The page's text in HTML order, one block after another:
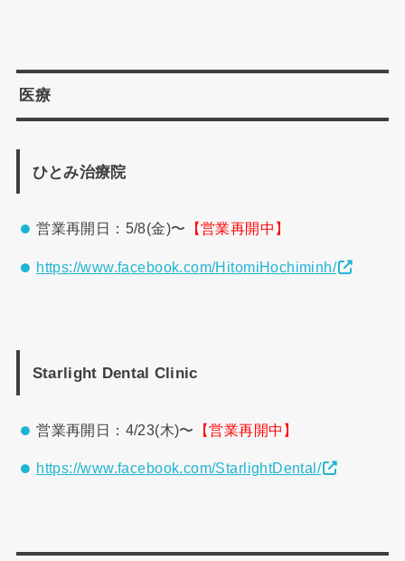
医療
ひとみ治療院
営業再開日：5/8(金)〜 【営業再開中】
https://www.facebook.com/HitomiHochiminh/
Starlight Dental Clinic
営業再開日：4/23(木)〜 【営業再開中】
https://www.facebook.com/StarlightDental/